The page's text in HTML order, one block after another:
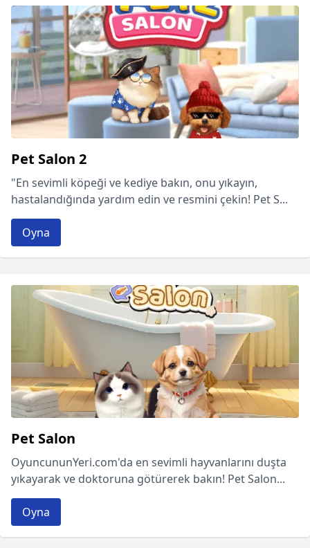
Pet Salon 2
"En sevimli köpeği ve kediye bakın, onu yıkayın,
hastalandığında yardım edin ve resmini çekin! Pet S...
Oyna
Pet Salon
OyuncununYeri.com'da en sevimli hayvanlarını duşta
yıkayarak ve doktoruna götürerek bakın! Pet Salon...
Oyna